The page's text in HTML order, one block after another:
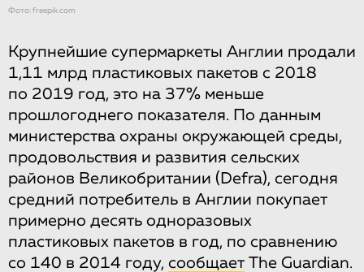
Фото: freepik.com
Крупнейшие супермаркеты Англии продали
1,11 млрд пластиковых пакетов с 2018
по 2019 год, это на 37% меньше
прошлогоднего показателя. По данным
министерства охраны окружающей среды,
продовольствия и развития сельских
районов Великобритании (Defra), сегодня
средний потребитель в Англии покупает
примерно десять одноразовых
пластиковых пакетов в год, по сравнению
со 140 в 2014 году, сообщает The Guardian.